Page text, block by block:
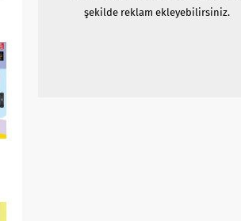
şekilde reklam ekleyebilirsiniz.